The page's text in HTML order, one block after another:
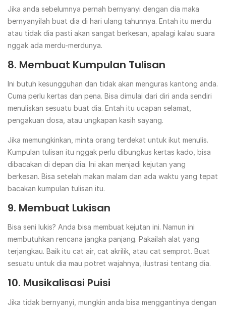
Jika anda sebelumnya pernah bernyanyi dengan dia maka
bernyanyilah buat dia di hari ulang tahunnya. Entah itu merdu
atau tidak dia pasti akan sangat berkesan, apalagi kalau suara
nggak ada merdu-merdunya.
8. Membuat Kumpulan Tulisan
Ini butuh kesungguhan dan tidak akan menguras kantong anda.
Cuma perlu kertas dan pena. Bisa dimulai dari diri anda sendiri
menuliskan sesuatu buat dia. Entah itu ucapan selamat,
pengakuan dosa, atau ungkapan kasih sayang.
Jika memungkinkan, minta orang terdekat untuk ikut menulis.
Kumpulan tulisan itu nggak perlu dibungkus kertas kado, bisa
dibacakan di depan dia. Ini akan menjadi kejutan yang
berkesan. Bisa setelah makan malam dan ada waktu yang tepat
bacakan kumpulan tulisan itu.
9. Membuat Lukisan
Bisa seni lukis? Anda bisa membuat kejutan ini. Namun ini
membutuhkan rencana jangka panjang. Pakailah alat yang
terjangkau. Baik itu cat air, cat akrilik, atau cat semprot. Buat
sesuatu untuk dia mau potret wajahnya, ilustrasi tentang dia.
10. Musikalisasi Puisi
Jika tidak bernyanyi, mungkin anda bisa menggantinya dengan